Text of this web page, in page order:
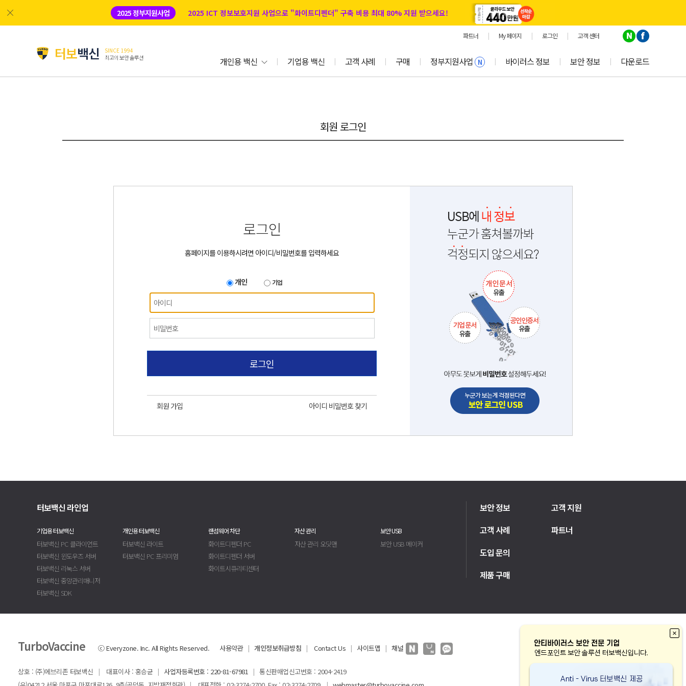
2025 정부지원사업 2025 ICT 정보보호지원 사업으로 "화이트디펜더" 구축 비용 최대 80% 지원 받으세요!
파트너 | My 페이지 | 로그인 | 고객 센터
터보백신
SINCE 1994
최고의 보안 솔루션
개인용 백신 | 기업용 백신 | 고객 사례 | 구매 | 정부지원사업 N | 바이러스 정보 | 보안 정보 | 다운로드
회원 로그인
로그인
홈페이지를 이용하시려면 아이디/비밀번호를 입력하세요
개인 기업
로그인
회원 가입 아이디 비밀번호 찾기
터보백신 라인업
기업용 터보백신
터보백신 PC 클라이언트
터보백신 윈도우즈 서버
터보백신 리눅스 서버
터보백신 중앙관리매니저
터보백신 SDK
개인용 터보백신
터보백신 라이트
터보백신 PC 프리미엄
랜섬웨어 차단
화이트디펜더 PC
화이트디펜더 서버
화이트시큐리티센터
자산 관리
자산 관리 오딧맨
보안 USB
보안 USB 메이커
보안 정보
고객 사례
도입 문의
제품 구매
고객 지원
파트너
TurboVaccine ⓒ Everyzone. Inc. All Rights Reserved. 사용약관 | 개인정보취급방침 | Contact Us | 사이트맵 | 채널
FAMILY SITE
상호 : (주)에브리존 터보백신 | 대표이사 : 홍승균 | 사업자등록번호 : 220-81-67981 | 통신판매업신고번호 : 2004-2419